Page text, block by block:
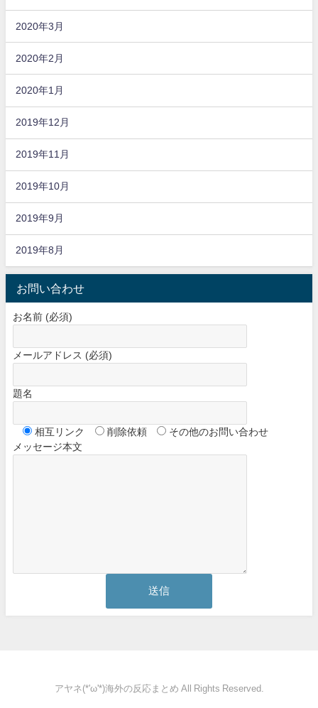
2020年3月
2020年2月
2020年1月
2019年12月
2019年11月
2019年10月
2019年9月
2019年8月
お問い合わせ
お名前 (必須)
メールアドレス (必須)
題名
相互リンク 削除依頼
その他のお問い合わせ
メッセージ本文
アヤネ(*'ω'*)海外の反応まとめ All Rights Reserved.